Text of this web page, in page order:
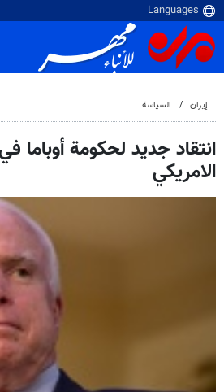
إيران السياسة
انتقاد جديد لحكومة
الامريكي